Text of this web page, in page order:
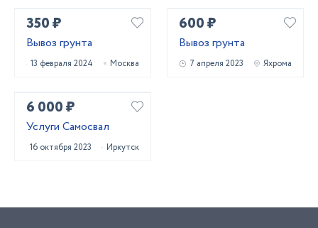
350 ₽
Вывоз грунта
13 февраля 2024 Москва
600 ₽
Вывоз грунта
7 апреля 2023 Яхрома
6 000 ₽
Услуги Самосвал
16 октября 2023 Иркутск